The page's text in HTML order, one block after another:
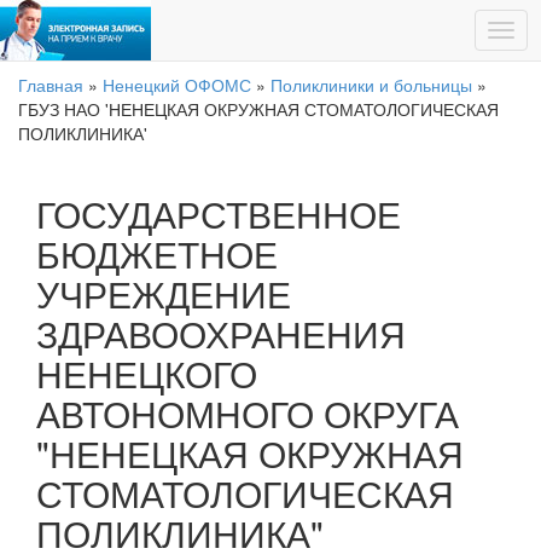
Главная » Ненецкий ОФОМС » Поликлиники и больницы »
ГБУЗ НАО 'НЕНЕЦКАЯ ОКРУЖНАЯ СТОМАТОЛОГИЧЕСКАЯ
ПОЛИКЛИНИКА'
ГОСУДАРСТВЕННОЕ
БЮДЖЕТНОЕ
УЧРЕЖДЕНИЕ
ЗДРАВООХРАНЕНИЯ
НЕНЕЦКОГО
АВТОНОМНОГО ОКРУГА
"НЕНЕЦКАЯ ОКРУЖНАЯ
СТОМАТОЛОГИЧЕСКАЯ
ПОЛИКЛИНИКА"